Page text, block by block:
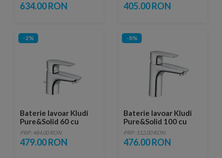
634.00 RON 405.00 RON
-2%
Baterie lavoar Kludi
Pure&Solid 60 cu
ventil metalic pop-up
PRP: 484.00 RON
479.00 RON
-8%
Baterie lavoar Kludi
Pure&Solid 100 cu
monocomanda
PRP: 512.00 RON
476.00 RON